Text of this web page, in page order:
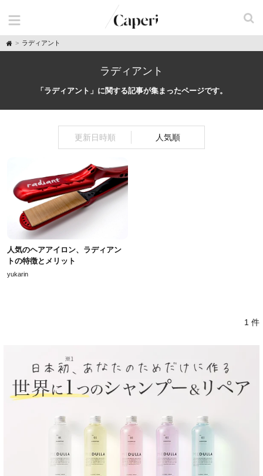
H
o
ラディアント
ラディアント
「ラディアント」に関する記事が集まったページです。
更新日時順 人気順
人気のヘアアイロン、ラディアン
トの特徴とメリット
yukarin
1 件